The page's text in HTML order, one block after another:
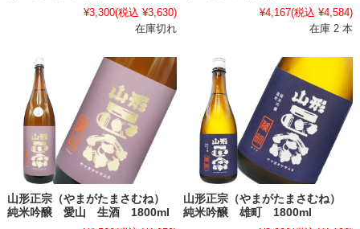
¥3,300(税込 ¥3,630)
在庫切れ
¥4,167(税込 ¥4,584)
在庫 2 本
山形正宗（やまがたまさむね）
純米吟醸 愛山 生酒 1800ml
山形正宗（やまがたまさむね）
純米吟醸 雄町 1800ml